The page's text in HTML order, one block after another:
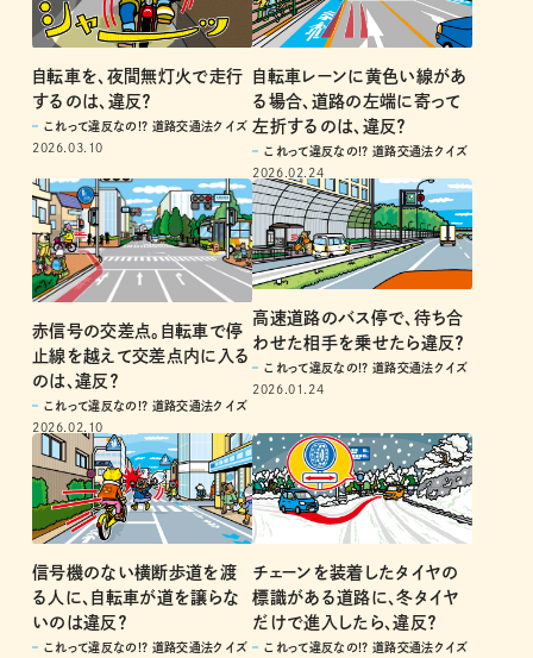
自転車を、夜間無灯火で走行
するのは、違反？
これって違反なの!? 道路交通法クイズ
2026.03.10
自転車レーンに黄色い線があ
る場合、道路の左端に寄って
左折するのは、違反？
これって違反なの!? 道路交通法クイズ
2026.02.24
赤信号の交差点。自転車で停
止線を越えて交差点内に入る
のは、違反？
これって違反なの!? 道路交通法クイズ
2026.02.10
高速道路のバス停で、待ち合
わせた相手を乗せたら違反？
これって違反なの!? 道路交通法クイズ
2026.01.24
信号機のない横断歩道を渡
る人に、自転車が道を譲らな
いのは違反？
これって違反なの!? 道路交通法クイズ
チェーンを装着したタイヤの
標識がある道路に、冬タイヤ
だけで進入したら、違反？
これって違反なの!? 道路交通法クイズ